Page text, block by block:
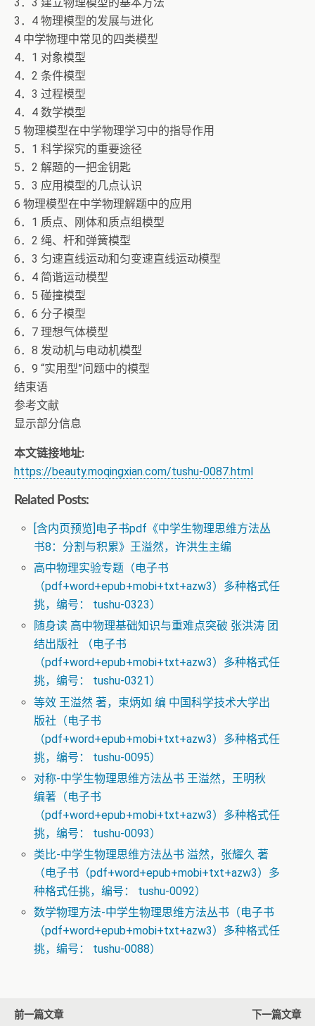
3．4 物理模型的发展与进化
4 中学物理中常见的四类模型
4．1 对象模型
4．2 条件模型
4．3 过程模型
4．4 数学模型
5 物理模型在中学物理学习中的指导作用
5．1 科学探究的重要途径
5．2 解题的一把金钥匙
5．3 应用模型的几点认识
6 物理模型在中学物理解题中的应用
6．1 质点、刚体和质点组模型
6．2 绳、杆和弹簧模型
6．3 匀速直线运动和匀变速直线运动模型
6．4 简谐运动模型
6．5 碰撞模型
6．6 分子模型
6．7 理想气体模型
6．8 发动机与电动机模型
6．9 “实用型”问题中的模型
结束语
参考文献
显示部分信息
本文链接地址:
https://beauty.moqingxian.com/tushu-0087.html
Related Posts:
[含内页预览]电子书pdf《中学生物理思维方法丛
书8：分割与积累》王溢然，许洪生主编
高中物理实验专题（电子书
（pdf+word+epub+mobi+txt+azw3）多种格式任
挑，编号： tushu-0323）
随身读 高中物理基础知识与重难点突破 张洪涛 团
结出版社 （电子书
（pdf+word+epub+mobi+txt+azw3）多种格式任
挑，编号： tushu-0321）
等效 王溢然 著，束炳如 编 中国科学技术大学出
版社（电子书
（pdf+word+epub+mobi+txt+azw3）多种格式任
挑，编号： tushu-0095）
对称-中学生物理思维方法丛书 王溢然，王明秋
编著（电子书
（pdf+word+epub+mobi+txt+azw3）多种格式任
挑，编号： tushu-0093）
类比-中学生物理思维方法丛书 溢然，张耀久 著
（电子书（pdf+word+epub+mobi+txt+azw3）多
种格式任挑，编号： tushu-0092）
数学物理方法-中学生物理思维方法丛书（电子书
（pdf+word+epub+mobi+txt+azw3）多种格式任
挑，编号： tushu-0088）
前一篇文章 下一篇文章